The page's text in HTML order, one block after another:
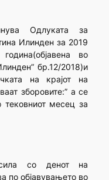
Одлуката за
Илинден за 2019
во
бр.12/2018)и
на крајот на
зборовите:” а се
тековниот месец за
со денот на
по објавувањето во